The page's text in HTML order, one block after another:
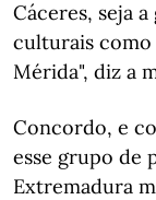
Cáceres, seja
culturais como
Mérida", diz a
Concordo, e
esse grupo de
Extremadura